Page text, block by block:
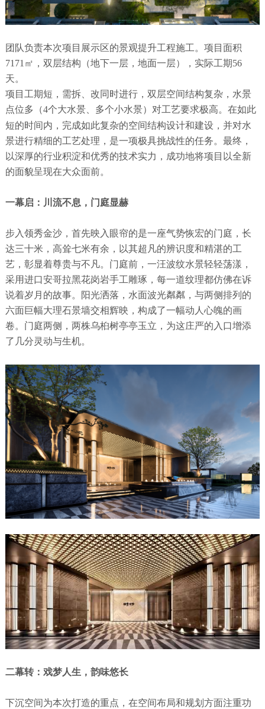
团队负责本次项目展示区的景观提升工程施工。项目面积
7171㎡，双层结构（地下一层，地面一层），实际工期56
天。
项目工期短，需拆、改同时进行，双层空间结构复杂，水景
点位多（4个大水景、多个小水景）对工艺要求极高。在如此
短的时间内 ，完成如此复杂的空间结构设计和建设，并对水
景进行精细的工艺处理，是一项极具挑战性的任务。最终，
以深厚的行业积淀和优秀的技术实力，成功地将项目以全新
的面貌呈现在大众面前。
一幕启：川流不息，门庭显赫
步入领秀金沙，首先映入眼帘的是一座气势恢宏的门庭，长
达三十米，高耸七米有余，以其超凡的辨识度和精湛的工
艺，彰显着尊贵与不凡。门庭前，一汪波纹水景轻轻荡漾，
采用进口安哥拉黑花岗岩手工雕琢，每一道纹理都仿佛在诉
说着岁月的故事。阳光洒落，水面波光粼粼，与两侧排列的
六面巨幅大理石景墙交相辉映，构成了一幅动人心魄的画
卷。门庭两侧，两株乌桕树亭亭玉立，为这庄严的入口增添
了几分灵动与生机。
二幕转：戏梦人生，韵味悠长
下沉空间为本次打造的重点，在空间布局和规划方面注重功